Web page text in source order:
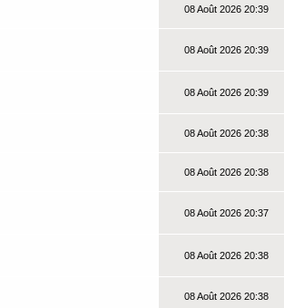
08 Août 2026 20:39
08 Août 2026 20:39
08 Août 2026 20:39
08 Août 2026 20:38
08 Août 2026 20:38
08 Août 2026 20:37
08 Août 2026 20:38
08 Août 2026 20:38